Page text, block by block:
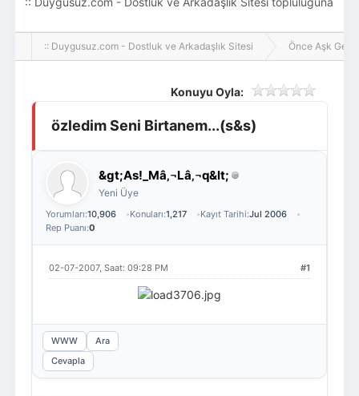
Giriş Yap Üye Ol
hoş geldin ziyaretçi! Aramıza katılmak istersen kayıt
:: Duygusuz.com - Dostluk ve Arkadaşlık Sitesi Önce Aşk Gelir
Konuyu Oyla:
özledim Seni Birtanem...(s&s)
&gt;As!_Mâ‚¬Lâ‚¬q&lt;
Yeni Üye
Yorumları:10,906 Konuları:1,217 Kayıt Tarihi:Jul 2006
Rep Puanı:0
#1
02-07-2007, Saat: 09:28 PM
WWW
Ara
Cevapla